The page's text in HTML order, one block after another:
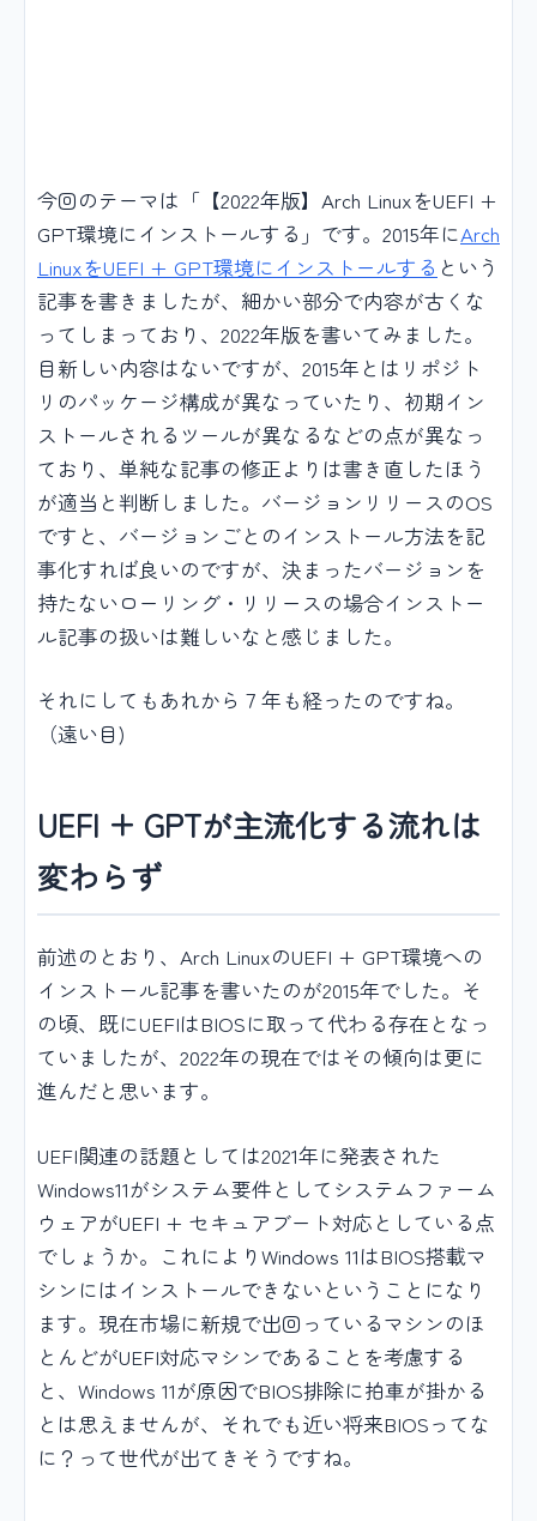
今回のテーマは「【2022年版】Arch LinuxをUEFI +
GPT環境にインストールする」です。2015年にArch
LinuxをUEFI + GPT環境にインストールする という
記事を書きましたが、細かい部分で内容が古くな
ってしまっており、2022年版を書いてみました。
目新しい内容はないですが、2015年とはリポジト
リのパッケージ構成が異なっていたり、初期イン
ストールされるツールが異なるなどの点が異なっ
ており、単純な記事の修正よりは書き直したほう
が適当と判断しました。バージョンリリースのOS
ですと、バージョンごとのインストール方法を記
事化すれば良いのですが、決まったバージョンを
持たないローリング・リリースの場合インストー
ル記事の扱いは難しいなと感じました。
それにしてもあれから７年も経ったのですね。
（遠い目)
UEFI + GPTが主流化する流れは
変わらず
前述のとおり、Arch LinuxのUEFI + GPT環境への
インストール記事を書いたのが2015年でした。そ
の頃、既にUEFIはBIOSに取って代わる存在となっ
ていましたが、2022年の現在ではその傾向は更に
進んだと思います。
UEFI関連の話題としては2021年に発表された
Windows11がシステム要件としてシステムファーム
ウェアがUEFI + セキュアブート対応としている点
でしょうか。これによりWindows 11はBIOS搭載マ
シンにはインストールできないということになり
ます。現在市場に新規で出回っているマシンのほ
とんどがUEFI対応マシンであることを考慮する
と、Windows 11が原因でBIOS排除に拍車が掛かる
とは思えませんが、それでも近い将来BIOSってな
に？って世代が出てきそうですね。